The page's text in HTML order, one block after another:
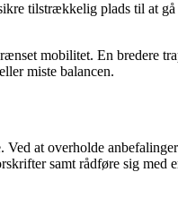
tilstrækkelig plads til at
mobilitet. En bredere
miste balancen.
at overholde
samt rådføre sig med